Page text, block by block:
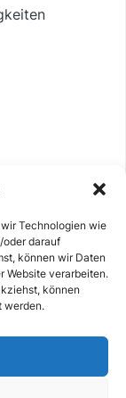
Technologien wie
oder darauf
können wir Daten
Website verarbeiten.
können
werden.